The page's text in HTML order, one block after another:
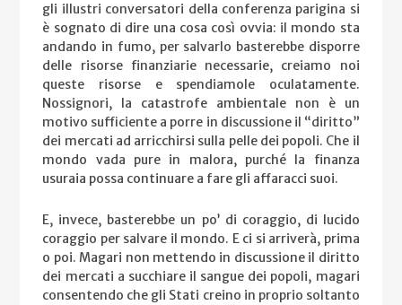
gli illustri conversatori della conferenza parigina si
è sognato di dire una cosa così ovvia: il mondo sta
andando in fumo, per salvarlo basterebbe disporre
delle risorse finanziarie necessarie, creiamo noi
queste risorse e spendiamole oculatamente.
Nossignori, la catastrofe ambientale non è un
motivo sufficiente a porre in discussione il “diritto”
dei mercati ad arricchirsi sulla pelle dei popoli. Che il
mondo vada pure in malora, purché la finanza
usuraia possa continuare a fare gli affaracci suoi.
E, invece, basterebbe un po’ di coraggio, di lucido
coraggio per salvare il mondo. E ci si arriverà, prima
o poi. Magari non mettendo in discussione il diritto
dei mercati a succhiare il sangue dei popoli, magari
consentendo che gli Stati creino in proprio soltanto